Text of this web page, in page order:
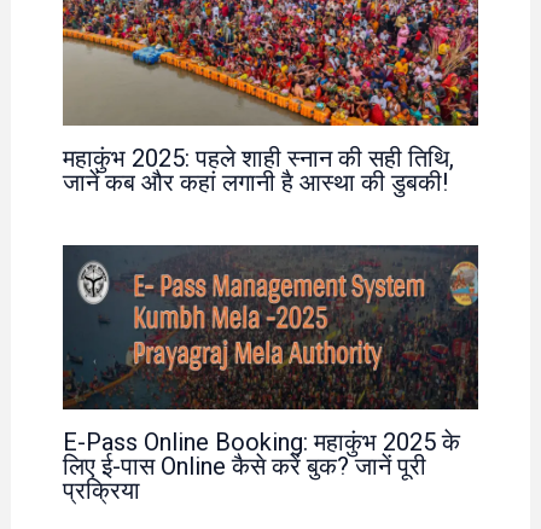
महाकुंभ 2025: पहले शाही स्नान की सही तिथि,
जानें कब और कहां लगानी है आस्था की डुबकी!
E-Pass Online Booking: महाकुंभ 2025 के
लिए ई-पास Online कैसे करें बुक? जानें पूरी
प्रक्रिया